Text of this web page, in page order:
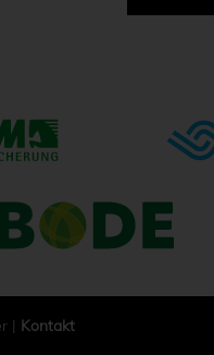
| Kontakt